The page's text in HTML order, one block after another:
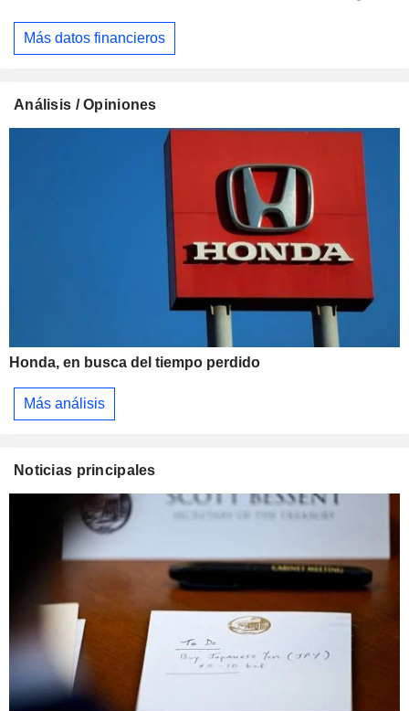
Más datos financieros
Análisis / Opiniones
Honda, en busca del tiempo perdido
Más análisis
Noticias principales